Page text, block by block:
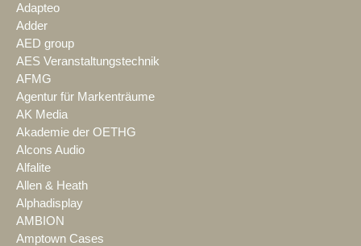
Adapteo
Adder
AED group
AES Veranstaltungstechnik
AFMG
Agentur für Markenträume
AK Media
Akademie der OETHG
Alcons Audio
Alfalite
Allen & Heath
Alphadisplay
AMBION
Amptown Cases